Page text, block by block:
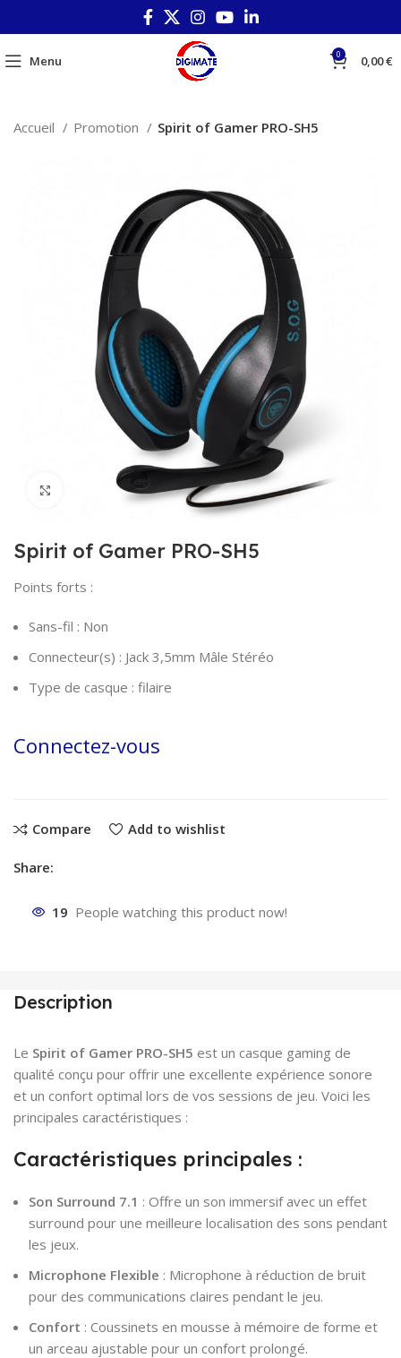
Menu 0 0,00€
Accueil Promotion Spirit of Gamer PRO-SH5
Click to enlarge
Spirit of Gamer PRO-SH5
Points forts :
Sans-fil : Non
Connecteur(s) : Jack 3,5mm Mâle Stéréo
Type de casque : filaire
Connectez-vous
Compare Add to wishlist
Share:
19 People watching this product now!
Description
Le Spirit of Gamer PRO-SH5 est un casque gaming de
qualité conçu pour offrir une excellente expérience sonore
et un confort optimal lors de vos sessions de jeu. Voici les
principales caractéristiques :
Caractéristiques principales :
Son Surround 7.1 : Offre un son immersif avec un effet
surround pour une meilleure localisation des sons pendant
les jeux.
Microphone Flexible : Microphone à réduction de bruit
pour des communications claires pendant le jeu.
Confort : Coussinets en mousse à mémoire de forme et
un arceau ajustable pour un confort prolongé.